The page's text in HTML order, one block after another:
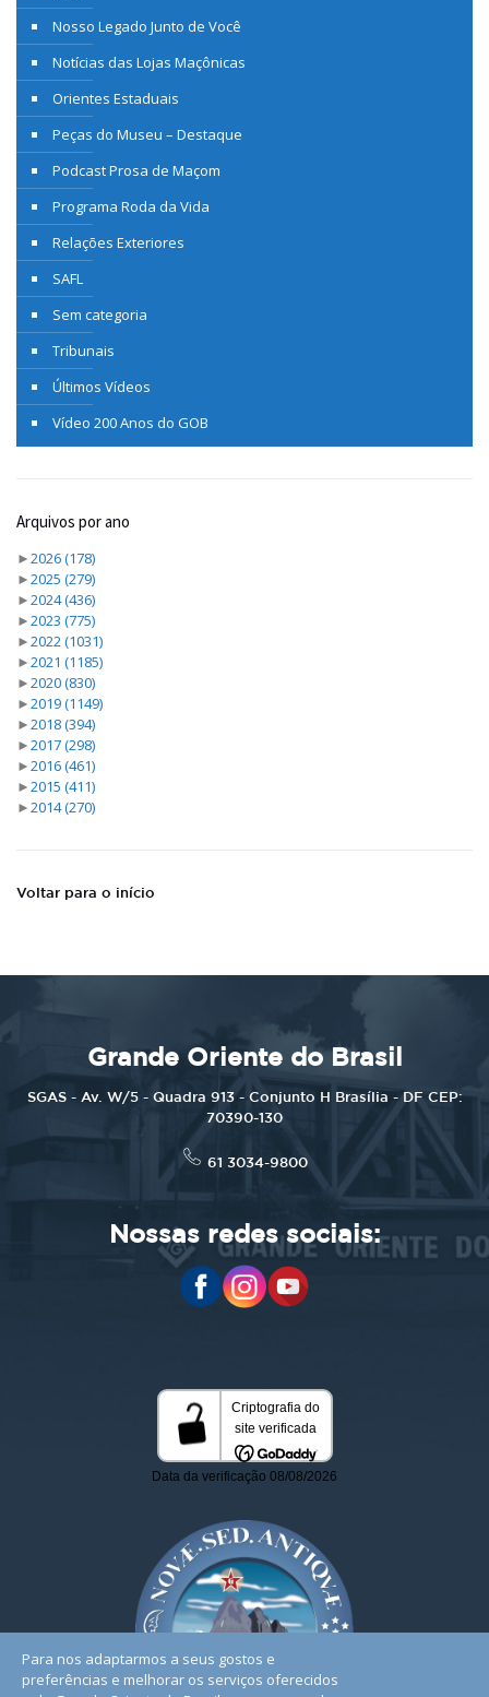
Nosso Legado Junto de Você
Notícias das Lojas Maçônicas
Orientes Estaduais
Peças do Museu – Destaque
Podcast Prosa de Maçom
Programa Roda da Vida
Relações Exteriores
SAFL
Sem categoria
Tribunais
Últimos Vídeos
Vídeo 200 Anos do GOB
Arquivos por ano
►2026(178)
►2025 (279)
►2024(436)
►2023 (775)
►2022 (1031)
►2021 (1185)
►2020(830)
►2019(1149)
►2018(394)
►2017(298)
►2016(461)
►2015 (411)
►2014(270)
Voltar para o início
Grande Oriente do Brasil
SGAS - Av. W/5 - Quadra 913 - Conjunto H Brasília - DF CEP:
70390-130
61 3034-9800
Nossas redes sociais:
Para nos adaptarmos a seus gostos e
preferências e melhorar os serviços oferecidos